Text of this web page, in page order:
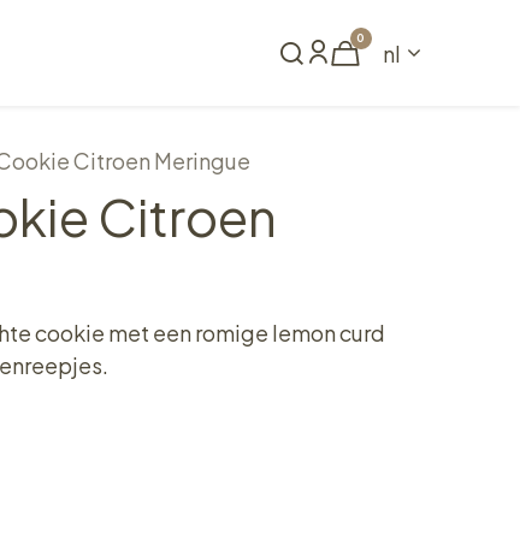
0
nl
Citroen Meringue
Citroen
cookie met een romige lemon curd